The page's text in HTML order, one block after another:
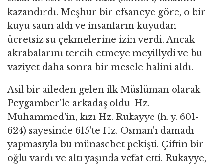
kazandırdı. Meşhur bir efsaneye göre, o bir
kuyu satın aldı ve insanların kuyudan
ücretsiz su çekmelerine izin verdi. Ancak
akrabalarını tercih etmeye meyillydi ve bu
vaziyet daha sonra bir mesele halini aldı.
Asil bir aileden gelen ilk Müslüman olarak
Peygamber'le arkadaş oldu. Hz.
Muhammed'in, kızı Hz. Rukayye (h. y. 601-
624) sayesinde 615'te Hz. Osman'ı damadı
yapmasıyla bu münasebet pekişti. Çiftin bir
oğlu vardı ve altı yaşında vefat etti. Rukayye,